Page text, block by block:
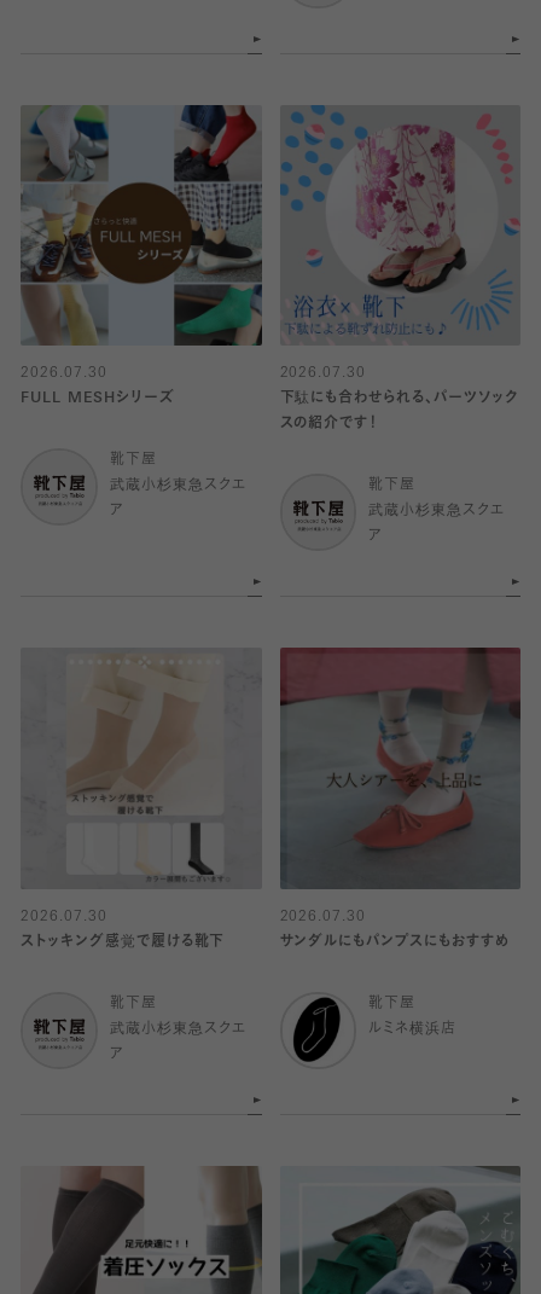
2026.07.30
FULL MESHシリーズ
靴下屋
武蔵小杉東急スクエ
ア
2026.07.30
下駄にも合わせられる、パーツソック
スの紹介です！
靴下屋
武蔵小杉東急スクエ
ア
2026.07.30
ストッキング感覚で履ける靴下
靴下屋
武蔵小杉東急スクエ
ア
2026.07.30
サンダルにもパンプスにもおすすめ
靴下屋
ルミネ横浜店